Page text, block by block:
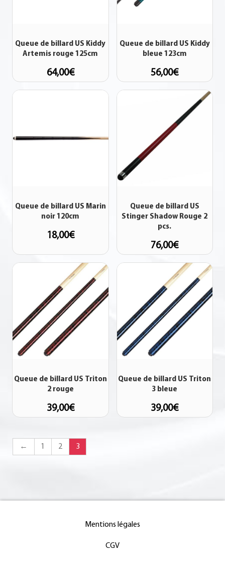
Queue de billard US Kiddy
Artemis rouge 125cm
64,00€
Queue de billard US Kiddy
bleue 123cm
56,00€
Queue de billard US Marin
noir 120cm
18,00€
Queue de billard US
Stinger Shadow Rouge 2
pcs.
76,00€
Queue de billard US Triton
2 rouge
39,00€
Queue de billard US Triton
3 bleue
39,00€
← 1 2 3
Mentions légales
CGV